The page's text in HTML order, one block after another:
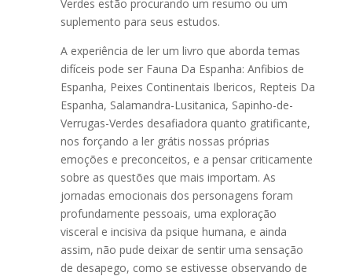
Verdes estão procurando um resumo ou um
suplemento para seus estudos.
A experiência de ler um livro que aborda temas
difíceis pode ser Fauna Da Espanha: Anfibios de
Espanha, Peixes Continentais Ibericos, Repteis Da
Espanha, Salamandra-Lusitanica, Sapinho-de-
Verrugas-Verdes desafiadora quanto gratificante,
nos forçando a ler grátis nossas próprias
emoções e preconceitos, e a pensar criticamente
sobre as questões que mais importam. As
jornadas emocionais dos personagens foram
profundamente pessoais, uma exploração
visceral e incisiva da psique humana, e ainda
assim, não pude deixar de sentir uma sensação
de desapego, como se estivesse observando de